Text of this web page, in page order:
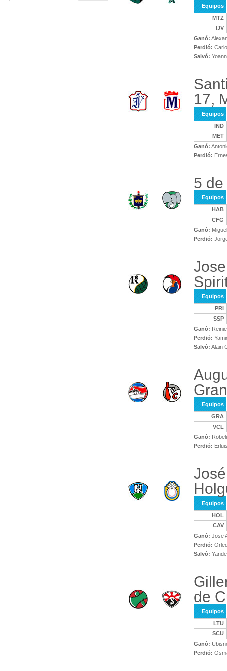
Equipos
MTZ
IJV
Ganó:
Perdió:
Salvó:
17,
Equipos
IND
MET
Ganó:
Perdió:
5
Equipos
HAB
CFG
Ganó:
Perdió:
Equipos
PRI
SSP
Ganó:
Perdió:
Salvó: Alain
Equipos
GRA
VCL
Ganó:
Perdió:
Equipos
HOL
CAV
Ganó: Jose
Perdió:
Salvó:
de
Equipos
LTU
SCU
Ganó:
Perdió: